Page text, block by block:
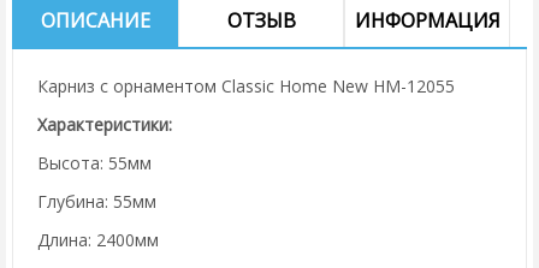
ОПИСАНИЕ ОТЗЫВ ИНФОРМАЦИЯ
Карниз с орнаментом Classic Home New HM-12055
Характеристики:
Высота: 55мм
Глубина: 55мм
Длина: 2400мм